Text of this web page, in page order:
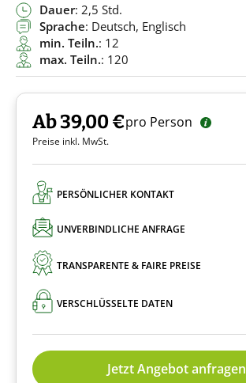
Dauer: 2,5 Std.
Sprache: Deutsch, Englisch
min. Teiln.: 12
max. Teiln.: 120
Ab 39,00 €pro Person
Preise inkl. MwSt.
PERSÖNLICHER KONTAKT
UNVERBINDLICHE ANFRAGE
TRANSPARENTE & FAIRE PREISE
VERSCHLÜSSELTE DATEN
Jetzt Angebot anfragen